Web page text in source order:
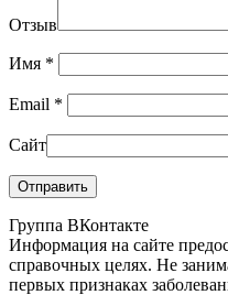
Отзыв
Имя *
Email *
Сайт
Группа ВКонтакте
Информация на сайте
справочных целях. Не
первых признаках